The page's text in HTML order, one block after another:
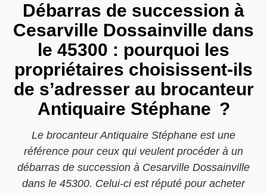
Débarras de succession à
Cesarville Dossainville dans
le 45300 : pourquoi les
propriétaires choisissent-ils
de s’adresser au brocanteur
Antiquaire Stéphane ?
Le brocanteur Antiquaire Stéphane est une
référence pour ceux qui veulent procéder à un
débarras de succession à Cesarville Dossainville
dans le 45300. Celui-ci est réputé pour acheter